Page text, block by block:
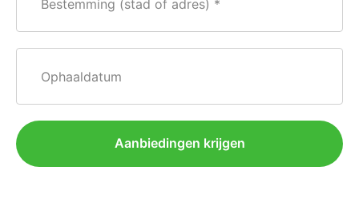
Bestemming (stad of adres)
Ophaaldatum
Aanbiedingen krijgen